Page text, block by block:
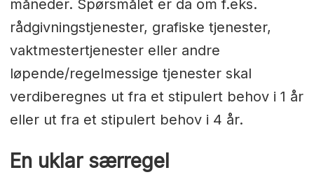
måneder. Spørsmålet er da om f.eks.
rådgivningstjenester, grafiske tjenester,
vaktmestertjenester eller andre
løpende/regelmessige tjenester skal
verdiberegnes ut fra et stipulert behov i 1 år
eller ut fra et stipulert behov i 4 år.
En uklar særregel